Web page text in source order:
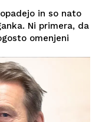
in so nato
Ni primera, da
omenjeni